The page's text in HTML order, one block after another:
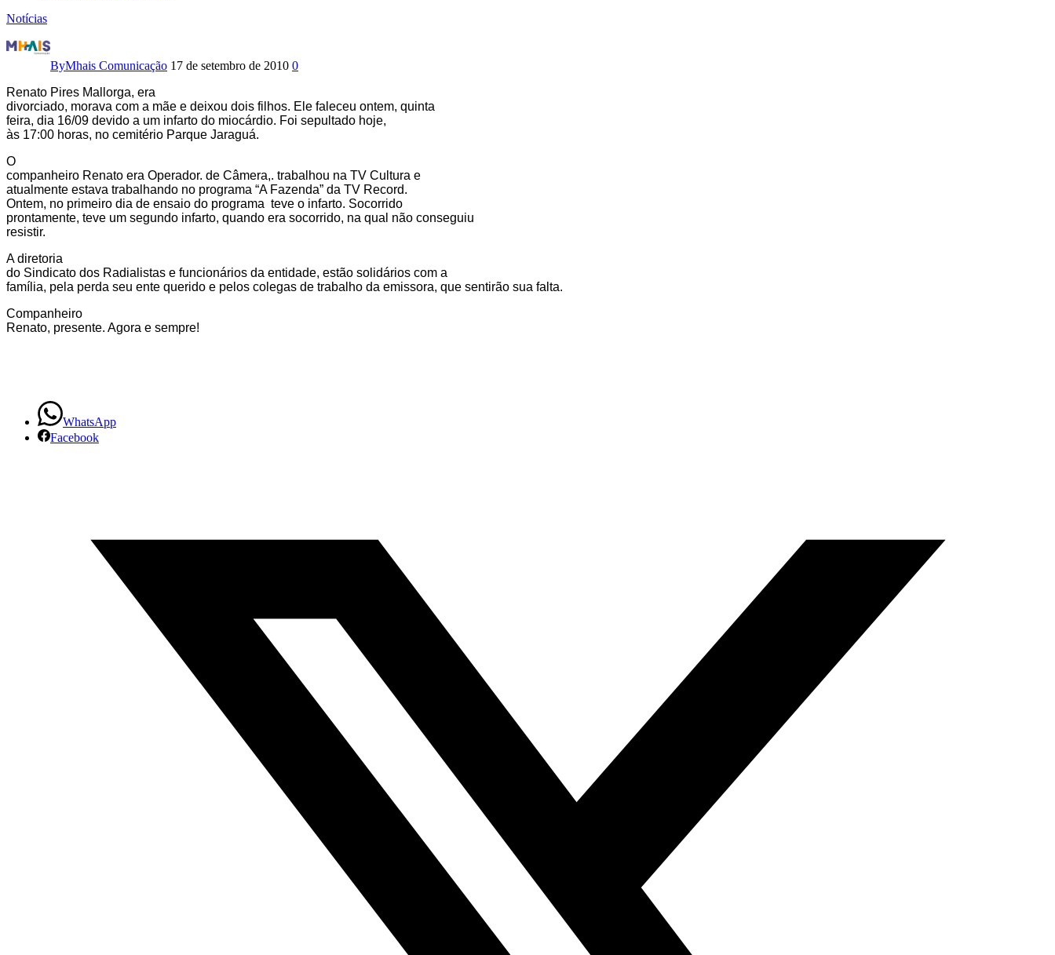
Notícias
Nota
falecimento
ByMhais Comunicação 17 de setembro de 2010 0
Renato Pires Mallorga, era
divorciado, morava com a mãe e deixou dois filhos. Ele faleceu ontem, quinta
feira, dia 16/09 devido a um infarto do miocárdio. Foi sepultado hoje,
às 17:00 horas, no cemitério Parque Jaraguá.
O
companheiro Renato era Operador. de Câmera,. trabalhou na TV Cultura e
atualmente estava trabalhando no programa “A Fazenda” da TV Record.
Ontem, no primeiro dia de ensaio do programa teve o infarto. Socorrido
prontamente, teve um segundo infarto, quando era socorrido, na qual não conseguiu
resistir.
A diretoria
do Sindicato dos Radialistas e funcionários da entidade, estão solidários com a
família, pela perda seu ente querido e pelos colegas de trabalho da emissora, que sentirão sua falta.
Companheiro
Renato, presente. Agora e sempre!
WhatsApp
Facebook